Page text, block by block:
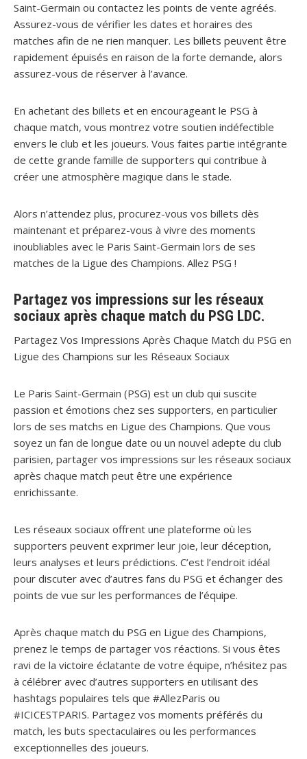
Saint-Germain ou contactez les points de vente agréés.
Assurez-vous de vérifier les dates et horaires des
matches afin de ne rien manquer. Les billets peuvent être
rapidement épuisés en raison de la forte demande, alors
assurez-vous de réserver à l’avance.
En achetant des billets et en encourageant le PSG à
chaque match, vous montrez votre soutien indéfectible
envers le club et les joueurs. Vous faites partie intégrante
de cette grande famille de supporters qui contribue à
créer une atmosphère magique dans le stade.
Alors n’attendez plus, procurez-vous vos billets dès
maintenant et préparez-vous à vivre des moments
inoubliables avec le Paris Saint-Germain lors de ses
matches de la Ligue des Champions. Allez PSG !
Partagez vos impressions sur les réseaux
sociaux après chaque match du PSG LDC.
Partagez Vos Impressions Après Chaque Match du PSG en
Ligue des Champions sur les Réseaux Sociaux
Le Paris Saint-Germain (PSG) est un club qui suscite
passion et émotions chez ses supporters, en particulier
lors de ses matchs en Ligue des Champions. Que vous
soyez un fan de longue date ou un nouvel adepte du club
parisien, partager vos impressions sur les réseaux sociaux
après chaque match peut être une expérience
enrichissante.
Les réseaux sociaux offrent une plateforme où les
supporters peuvent exprimer leur joie, leur déception,
leurs analyses et leurs prédictions. C’est l’endroit idéal
pour discuter avec d’autres fans du PSG et échanger des
points de vue sur les performances de l’équipe.
Après chaque match du PSG en Ligue des Champions,
prenez le temps de partager vos réactions. Si vous êtes
ravi de la victoire éclatante de votre équipe, n’hésitez pas
à célébrer avec d’autres supporters en utilisant des
hashtags populaires tels que #AllezParis ou
#ICICESTPARIS. Partagez vos moments préférés du
match, les buts spectaculaires ou les performances
exceptionnelles des joueurs.